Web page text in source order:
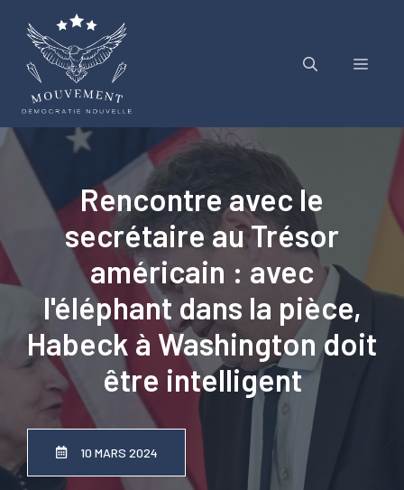
contenu
Menu
Rencontre avec le
secrétaire au Trésor
américain : avec
l'éléphant dans la pièce,
Habeck à Washington doit
être intelligent
10 MARS 2024